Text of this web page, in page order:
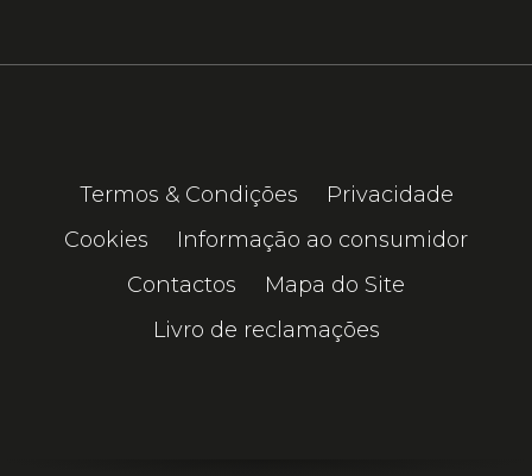
Termos & Condições
Privacidade
Cookies
Informação ao consumidor
Contactos
Mapa do Site
Livro de reclamações